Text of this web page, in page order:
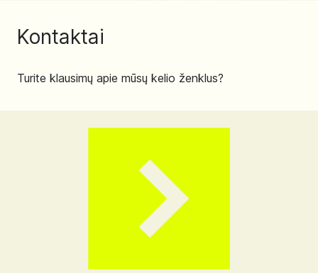
Kontaktai
Turite klausimų apie mūsų kelio ženklus?